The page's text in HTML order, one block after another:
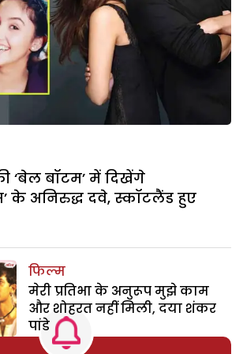
‘बेल बॉटम’ में दिखेंगे
के अनिरुद्ध दवे, स्कॉटलैंड हुए
फिल्म
मेरी प्रतिभा के अनुरूप मुझे काम
और शोहरत नहीं मिली, दया शंकर
पांडे